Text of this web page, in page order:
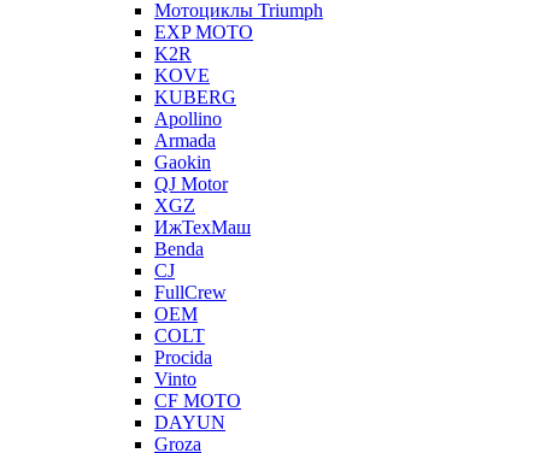
Мотоциклы Triumph
EXP MOTO
K2R
KOVE
KUBERG
Apollino
Armada
Gaokin
QJ Motor
XGZ
ИжТехМаш
Benda
CJ
FullCrew
OEM
COLT
Procida
Vinto
CF MOTO
DAYUN
Groza